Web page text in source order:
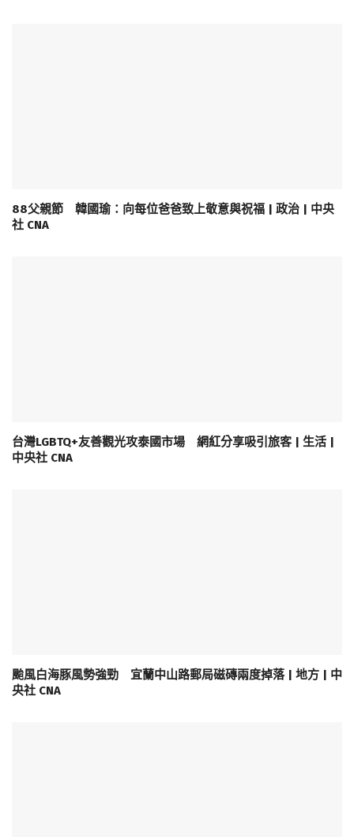
88父親節 韓國瑜：向每位爸爸致上敬意與祝福 | 政治 | 中央
社 CNA
台灣LGBTQ+友善觀光攻泰國市場 網紅分享吸引旅客 | 生活 |
中央社 CNA
颱風白海豚風勢強勁 宜蘭中山路郵局磁磚兩度掉落 | 地方 | 中
央社 CNA